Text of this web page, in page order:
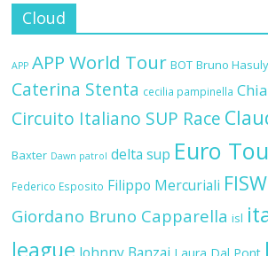
Cloud
APP APP World Tour BOT Bruno
Caterina Stenta cecilia pampinella
Circuito Italiano SUP Race
Baxter Dawn patrol delta sup Euro
Federico Esposito Filippo Mercuriali FISW
Giordano Bruno Capparella isl
league